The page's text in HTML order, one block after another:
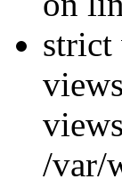
strict
/var/